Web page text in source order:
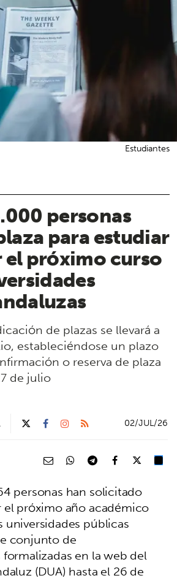
personas
para estudiar
el próximo curso
de plazas se llevará a
estableciéndose un plazo
o reserva de plaza
de julio
Estudiantes
02/JUL/26
personas han solicitado
próximo año académico
universidades públicas
conjunto de
en la web del
(DUA) hasta el 26 de